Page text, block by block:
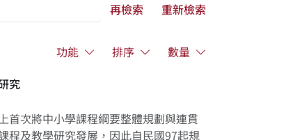
再檢索
重新檢索
功能 排序
數量
究
首次將中小學課程綱要整體規劃與連貫
程及教學研究發展，因此自民國97起規